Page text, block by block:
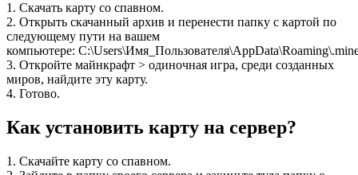
1. Скачать карту со спавном.
2. Открыть скачанный архив и перенести папку с картой по
следующему пути на вашем
компьютере:
3. Откройте майнкрафт > одиночная игра, среди созданных
миров, найдите эту карту.
4. Готово.
Как установить карту на сервер?
1. Скачайте карту со спавном.